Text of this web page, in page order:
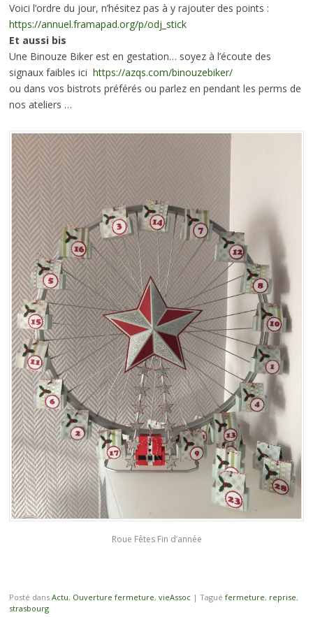
Voici l’ordre du jour, n’hésitez pas à y rajouter des points :
https://annuel.framapad.org/p/odj_stick
Et aussi bis
Une Binouze Biker est en gestation… soyez à l’écoute des
signaux faibles ici https://azqs.com/binouzebiker/
ou dans vos bistrots préférés ou parlez en pendant les perms de
nos ateliers …
Roue Fêtes Fin d’année
Posté dans Actu, Ouverture fermeture, vieAssoc | Tagué fermeture, reprise,
strasbourg